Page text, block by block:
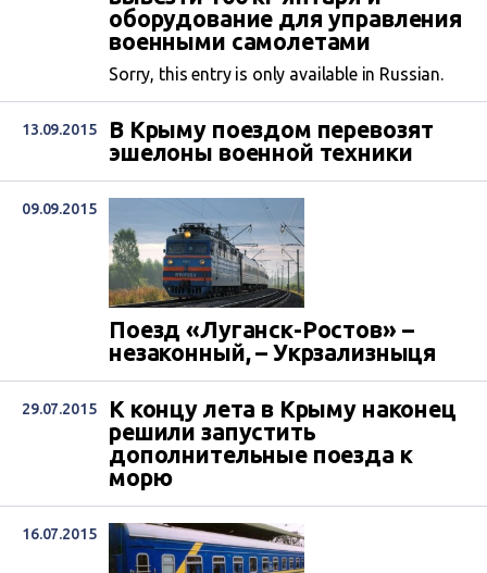
оборудование для управления
военными самолетами
Sorry, this entry is only available in Russian.
13.09.2015
В Крыму поездом перевозят
эшелоны военной техники
09.09.2015
Поезд «Луганск-Ростов» –
незаконный, – Укрзализныця
29.07.2015
К концу лета в Крыму наконец
решили запустить
дополнительные поезда к
морю
16.07.2015